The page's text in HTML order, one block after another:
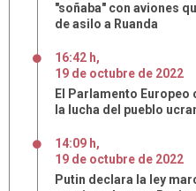
"soñaba" con aviones
de asilo a Ruanda
16:42 h,
19 de octubre de 2022
El Parlamento
la lucha del pueblo
14:09 h,
19 de octubre de 2022
Putin declara la ley